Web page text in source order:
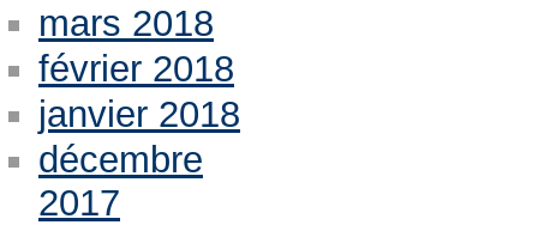
mars 2018
février 2018
janvier 2018
décembre
2017